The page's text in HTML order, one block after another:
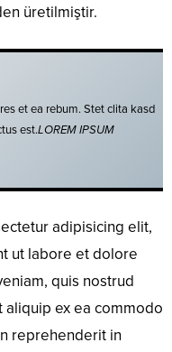
üretilmiştir.
et ea rebum. Stet clita kasd
est.LOREM IPSUM
adipisicing elit,
ut labore et dolore
quis nostrud
aliquip ex ea commodo
reprehenderit in